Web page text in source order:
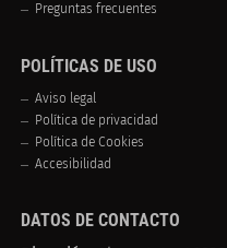
Preguntas frecuentes
POLÍTICAS DE USO
Aviso legal
Política de privacidad
Política de Cookies
Accesibilidad
DATOS DE CONTACTO